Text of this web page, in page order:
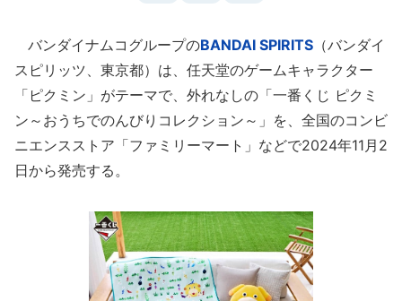
バンダイナムコグループのBANDAI SPIRITS （バンダイ
スピリッツ、東京都）は、任天堂のゲームキャラクター
「ピクミン」がテーマで、外れなしの「一番くじ ピクミ
ン～おうちでのんびりコレクション～」を、全国のコンビ
ニエンスストア「ファミリーマート」などで2024年11月2
日から発売する。